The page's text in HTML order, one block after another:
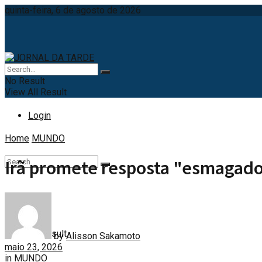
quinta-feira, 6 de agosto de 2026
Login
View All Result
No Result
View All Result
Home MUNDO
Irã promete resposta
by Alisson Sakamoto
maio 23, 2026
in MUNDO